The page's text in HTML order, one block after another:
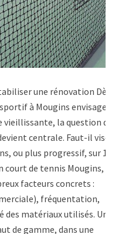
une rénovation Dès
à Mougins envisage
la question du
centrale. Faut-il viser
ou plus progressif, sur 10
court de tennis Mougins,
facteurs concrets :
fréquentation,
matériaux utilisés. Un
de gamme, dans une